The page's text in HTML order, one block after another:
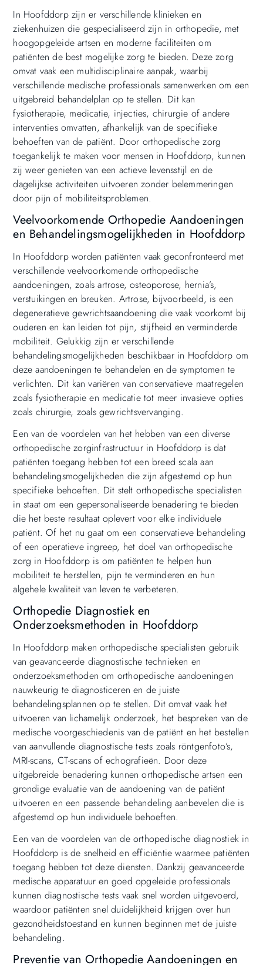
In Hoofddorp zijn er verschillende klinieken en
ziekenhuizen die gespecialiseerd zijn in orthopedie, met
hoogopgeleide artsen en moderne faciliteiten om
patiënten de best mogelijke zorg te bieden. Deze zorg
omvat vaak een multidisciplinaire aanpak, waarbij
verschillende medische professionals samenwerken om een
uitgebreid behandelplan op te stellen. Dit kan
fysiotherapie, medicatie, injecties, chirurgie of andere
interventies omvatten, afhankelijk van de specifieke
behoeften van de patiënt. Door orthopedische zorg
toegankelijk te maken voor mensen in Hoofddorp, kunnen
zij weer genieten van een actieve levensstijl en de
dagelijkse activiteiten uitvoeren zonder belemmeringen
door pijn of mobiliteitsproblemen.
Veelvoorkomende Orthopedie Aandoeningen
en Behandelingsmogelijkheden in Hoofddorp
In Hoofddorp worden patiënten vaak geconfronteerd met
verschillende veelvoorkomende orthopedische
aandoeningen, zoals artrose, osteoporose, hernia’s,
verstuikingen en breuken. Artrose, bijvoorbeeld, is een
degeneratieve gewrichtsaandoening die vaak voorkomt bij
ouderen en kan leiden tot pijn, stijfheid en verminderde
mobiliteit. Gelukkig zijn er verschillende
behandelingsmogelijkheden beschikbaar in Hoofddorp om
deze aandoeningen te behandelen en de symptomen te
verlichten. Dit kan variëren van conservatieve maatregelen
zoals fysiotherapie en medicatie tot meer invasieve opties
zoals chirurgie, zoals gewrichtsvervanging.
Een van de voordelen van het hebben van een diverse
orthopedische zorginfrastructuur in Hoofddorp is dat
patiënten toegang hebben tot een breed scala aan
behandelingsmogelijkheden die zijn afgestemd op hun
specifieke behoeften. Dit stelt orthopedische specialisten
in staat om een gepersonaliseerde benadering te bieden
die het beste resultaat oplevert voor elke individuele
patiënt. Of het nu gaat om een conservatieve behandeling
of een operatieve ingreep, het doel van orthopedische
zorg in Hoofddorp is om patiënten te helpen hun
mobiliteit te herstellen, pijn te verminderen en hun
algehele kwaliteit van leven te verbeteren.
Orthopedie Diagnostiek en
Onderzoeksmethoden in Hoofddorp
In Hoofddorp maken orthopedische specialisten gebruik
van geavanceerde diagnostische technieken en
onderzoeksmethoden om orthopedische aandoeningen
nauwkeurig te diagnosticeren en de juiste
behandelingsplannen op te stellen. Dit omvat vaak het
uitvoeren van lichamelijk onderzoek, het bespreken van de
medische voorgeschiedenis van de patiënt en het bestellen
van aanvullende diagnostische tests zoals röntgenfoto’s,
MRI-scans, CT-scans of echografieën. Door deze
uitgebreide benadering kunnen orthopedische artsen een
grondige evaluatie van de aandoening van de patiënt
uitvoeren en een passende behandeling aanbevelen die is
afgestemd op hun individuele behoeften.
Een van de voordelen van de orthopedische diagnostiek in
Hoofddorp is de snelheid en efficiëntie waarmee patiënten
toegang hebben tot deze diensten. Dankzij geavanceerde
medische apparatuur en goed opgeleide professionals
kunnen diagnostische tests vaak snel worden uitgevoerd,
waardoor patiënten snel duidelijkheid krijgen over hun
gezondheidstoestand en kunnen beginnen met de juiste
behandeling.
Preventie van Orthopedie Aandoeningen en